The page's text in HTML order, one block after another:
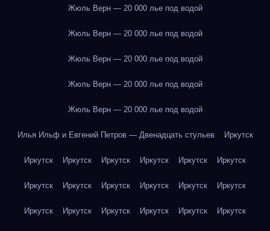
Жюль Верн — 20 000 лье под водой
Жюль Верн — 20 000 лье под водой
Жюль Верн — 20 000 лье под водой
Жюль Верн — 20 000 лье под водой
Жюль Верн — 20 000 лье под водой
Илья Ильф и Евгений Петров — Двенадцать стульев Иркутск
Иркутск Иркутск Иркутск Иркутск Иркутск Иркутск
Иркутск Иркутск Иркутск Иркутск Иркутск Иркутск
Иркутск Иркутск Иркутск Иркутск Иркутск Иркутск